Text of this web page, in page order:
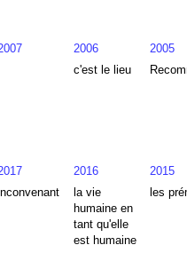
2006
2005
c'est le lieu
2016
2015
la vie
humaine en
tant qu'elle
est humaine
les